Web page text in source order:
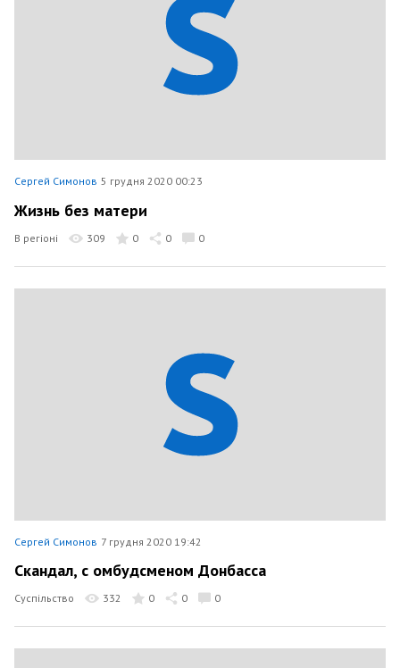
Сергей Симонов 5 грудня 2020 00:23
Жизнь без матери
В регіоні 309 0 0 0
Сергей Симонов 7 грудня 2020 19:42
Скандал, с омбудсменом Донбасса
Суспільство 332 0 0 0